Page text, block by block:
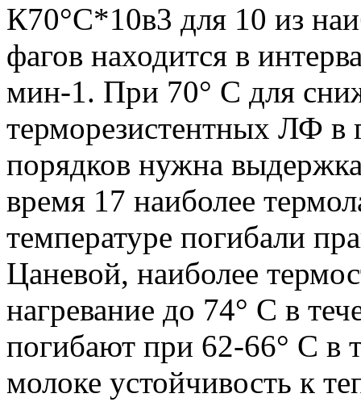
К70°С*10в3 для 10 из
фагов находится в
мин-1. При 70° С для
терморезистентных ЛФ в
порядков нужна
время 17 наиболее
температуре погибали
Цаневой, наиболее
нагревание до 74° С в
погибают при 62-66° С в
молоке устойчивость к